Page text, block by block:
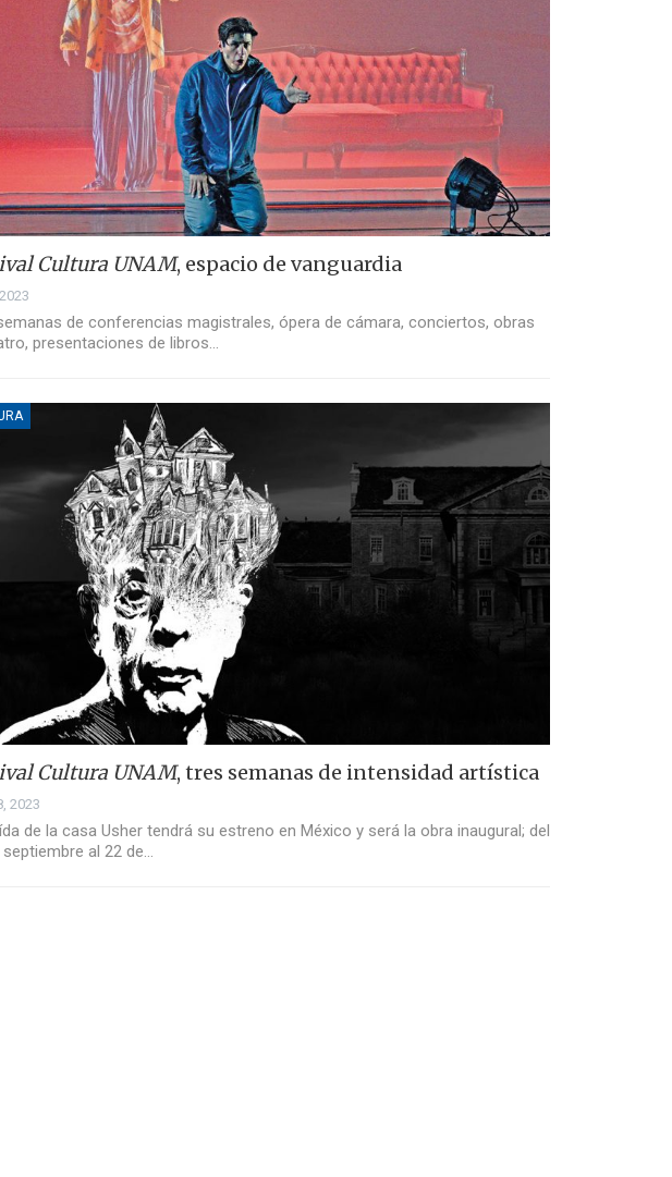
Cultura UNAM, espacio de vanguardia
de conferencias magistrales, ópera de cámara, conciertos, obras
presentaciones de libros...
Cultura UNAM, tres semanas de intensidad artística
2023
de la casa Usher tendrá su estreno en México y será la obra inaugural; del
septiembre al 22 de…